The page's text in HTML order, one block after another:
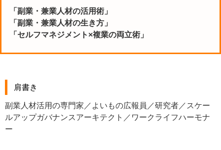
「副業・兼業人材の活用術」
「副業・兼業人材の生き方」
「セルフマネジメント×複業の両立術」
肩書き
副業人材活用の専門家／よいもの広報員／研究者／スケー
ルアップガバナンスアーキテクト／ワークライフハーモナ
ー